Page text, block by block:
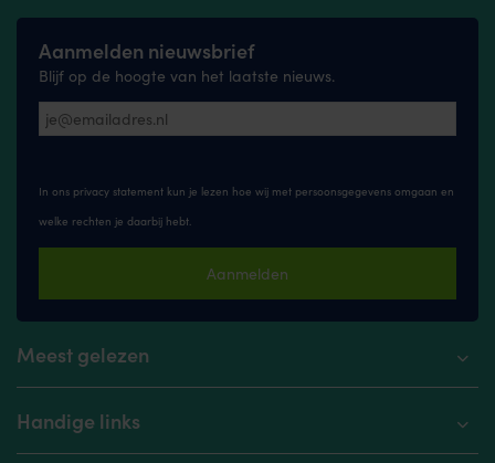
Aanmelden nieuwsbrief
Blijf op de hoogte van het laatste nieuws.
In ons privacy statement kun je lezen hoe wij met persoonsgegevens omgaan en
welke rechten je daarbij hebt.
Aanmelden
Meest gelezen
Handige links